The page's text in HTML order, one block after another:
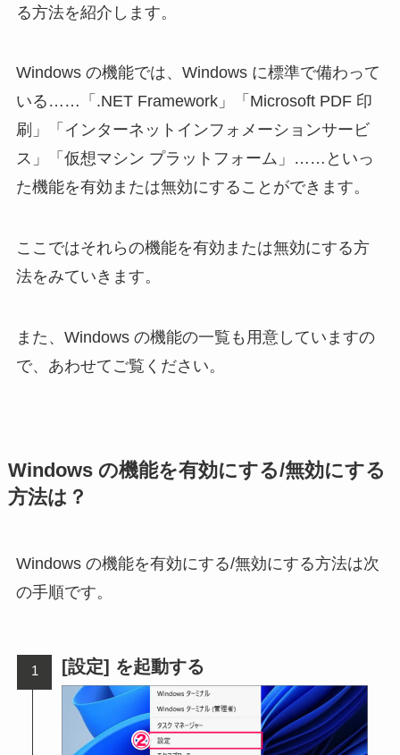
る方法を紹介します。
Windows の機能では、Windows に標準で備わって
いる……「.NET Framework」「Microsoft PDF 印
刷」「インターネットインフォメーションサービ
ス」「仮想マシン プラットフォーム」……といっ
た機能を有効または無効にすることができます。
ここではそれらの機能を有効または無効にする方
法をみていきます。
また、Windows の機能の一覧も用意していますの
で、あわせてご覧ください。
Windows の機能を有効にする/無効にする
方法は？
Windows の機能を有効にする/無効にする方法は次
の手順です。
[設定] を起動する